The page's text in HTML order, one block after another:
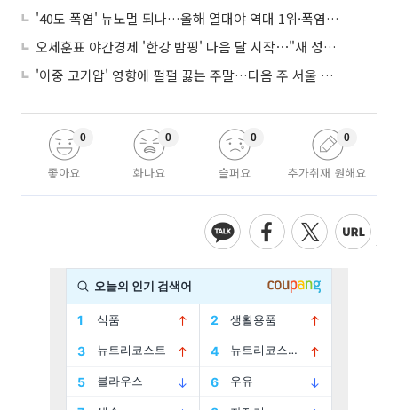
'40도 폭염' 뉴노멀 되나…올해 열대야 역대 1위·폭염일수 평년 3배 넘어
오세훈표 야간경제 '한강 밤핑' 다음 달 시작⋯"새 성장동력 만들 것"
'이중 고기압' 영향에 펄펄 끓는 주말…다음 주 서울 포함 서쪽이 더 덥다
좋아요
0
화나요
0
슬퍼요
0
추가취재 원해요
0